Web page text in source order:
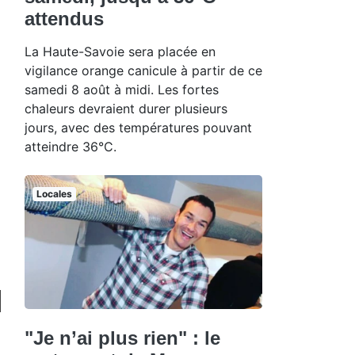
attendus
La Haute-Savoie sera placée en
vigilance orange canicule à partir de ce
samedi 8 août à midi. Les fortes
chaleurs devraient durer plusieurs
jours, avec des températures pouvant
atteindre 36°C.
Locales
"Je n’ai plus rien" : le